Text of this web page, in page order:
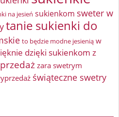
na jesień sukienkom sweter w
tanie sukienki do
to będzie modne jesienią w
dzięki sukienkom z
zara swetrym
świąteczne swetry